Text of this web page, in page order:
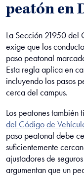
peatón en
La Sección 21950 del
exige que los
paso peatonal
Esta regla aplica en
incluyendo los pasos
cerca del campus.
Los peatones también
del Código de
paso peatonal debe
suficientemente
ajustadores de
argumentan que un